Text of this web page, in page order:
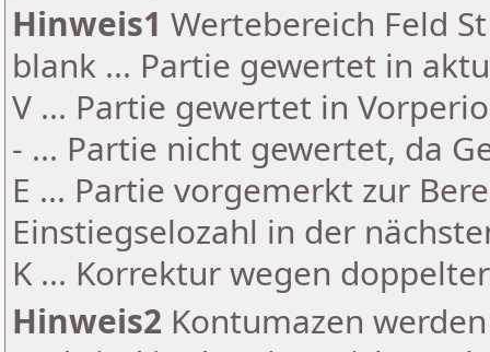
Hinweis1 Wertebereich Feld
blank ... Partie gewertet in
V ... Partie gewertet in
- ... Partie nicht gewertet, da
E ... Partie vorgemerkt zur
Einstiegselozahl in der
K ... Korrektur wegen
Hinweis2 Kontumazen